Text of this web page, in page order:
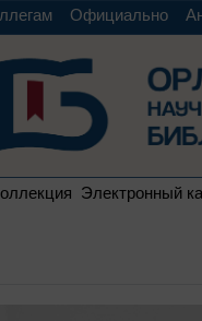
Официально
Электронный